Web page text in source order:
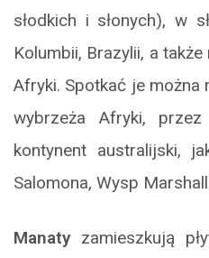
słodkich i słonych), w
Kolumbii, Brazylii, a
Afryki. Spotkać je można
wybrzeża Afryki,
kontynent australijski,
Salomona, Wysp
Manatyzamieszkują